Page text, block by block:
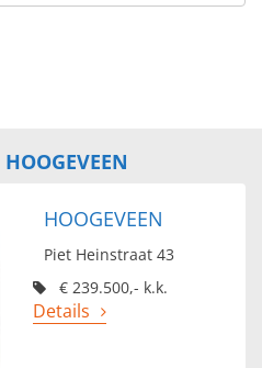
HOOGEVEEN
Piet Heinstraat 43
€ 239.500,- k.k.
Details